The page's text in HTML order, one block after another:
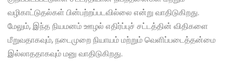
வழிகாட்டுதல்கள் பின்பற்றப்படவில்லை என்று வாதிடுகிறது.
மேலும், இந்த நியமனம் ஊழல் எதிர்ப்புச் சட்டத்தின் விதிகளை
மீறுவதாகவும், நடைமுறை நியாயம் மற்றும் வெளிப்படைத்தன்மை
இல்லாததாகவும் மனு வாதிடுகிறது.